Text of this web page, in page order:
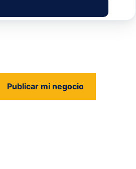
Publicar mi negocio